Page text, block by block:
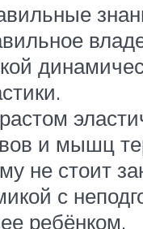
и мышц
не стоит
с
ребёнком.